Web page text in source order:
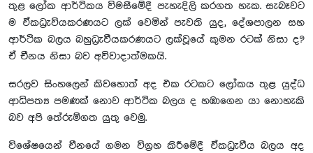
තුළ ලෝක ආර්ථිකය විමසීමේදී පැහැදිලි කරගත හැක. සැබෑවට
ම ඒකධ්‍රැවියකරණයට ලක් වෙමින් පැවති යුද, දේශපාලන සහ
ආර්ථික බලය බහුධ්‍රැවීයකරණයට ලක්වූයේ කුමන රටක් නිසා ද?
ඒ චීනය නිසා බව අවිවාදාත්මකයි.
සරලව සිංහලෙන් කිවහොත් අද එක රටකට ලෝකය තුළ යුද්ධ
ආධිපත්‍ය පමණක් නොව ආර්ථික බලය ද හඹාගෙන යා නොහැකි
බව අපි තේරුම්ගත යුතු වෙමු.
විශේෂයෙන් චීනයේ ගමන විග්‍රහ කිරීමේදී ඒකධ්‍රැවීය බලය අද